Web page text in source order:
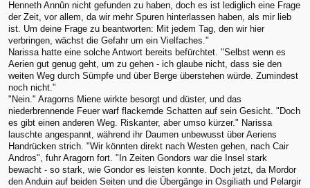
Henneth Annûn nicht gefunden zu haben, doch es ist lediglich eine Frage
der Zeit, vor allem, da wir mehr Spuren hinterlassen haben, als mir lieb
ist. Um deine Frage zu beantworten: Mit jedem Tag, den wir hier
verbringen, wächst die Gefahr um ein Vielfaches."
Narissa hatte eine solche Antwort bereits befürchtet. "Selbst wenn es
Aerien gut genug geht, um zu gehen - ich glaube nicht, dass sie den
weiten Weg durch Sümpfe und über Berge überstehen würde. Zumindest
noch nicht."
"Nein." Aragorns Miene wirkte besorgt und düster, und das
niederbrennende Feuer warf flackernde Schatten auf sein Gesicht. "Doch
es gibt einen anderen Weg. Riskanter, aber umso kürzer." Narissa
lauschte angespannt, während ihr Daumen unbewusst über Aeriens
Handrücken strich. "Wir könnten direkt nach Westen gehen, nach Cair
Andros", fuhr Aragorn fort. "In Zeiten Gondors war die Insel stark
bewacht - so stark, wie Gondor es leisten konnte. Doch jetzt, da Mordor
den Anduin auf beiden Seiten und die Übergänge in Osgiliath und Pelargir